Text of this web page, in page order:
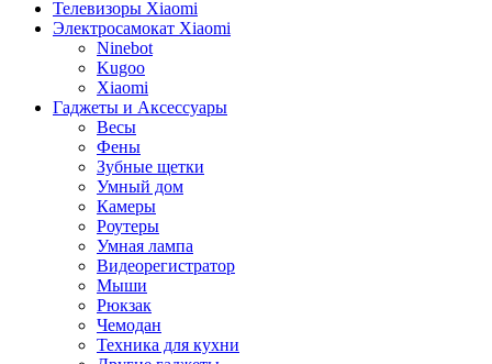
Телевизоры Xiaomi
Электросамокат Xiaomi
Ninebot
Kugoo
Xiaomi
Гаджеты и Аксессуары
Весы
Фены
Зубные щетки
Умный дом
Камеры
Роутеры
Умная лампа
Видеорегистратор
Мыши
Рюкзак
Чемодан
Техника для кухни